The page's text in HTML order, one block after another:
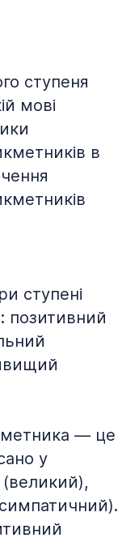
ступеня
мові
в
ступені
позитивний
— це
у